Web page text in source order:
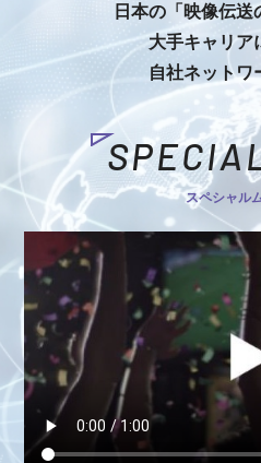
日本の「映像伝送
大手キャリア
自社ネットワ
スペシャル